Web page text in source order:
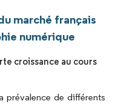
marché français
numérique
croissance au cours
prévalence de différents